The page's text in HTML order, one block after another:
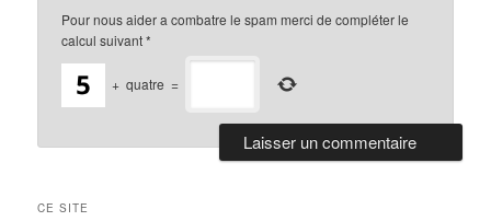
Pour nous aider a combatre le spam merci de compléter le
calcul suivant*
+ quatre =
CE SITE